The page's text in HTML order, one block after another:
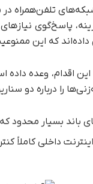
تلفن‌همراه
پاسخ‌گوی
داده‌اند که این
اقدام، وعده داده
را درباره دو
باند بسیار محدود
داخلی کاملاً